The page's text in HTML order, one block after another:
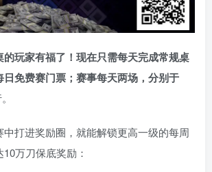
玩家有福了！现在只需每天完成常规桌
免费赛门票；赛事每天两场，分别于
中打进奖励圈，就能解锁更高一级的每周
万刀保底奖励：